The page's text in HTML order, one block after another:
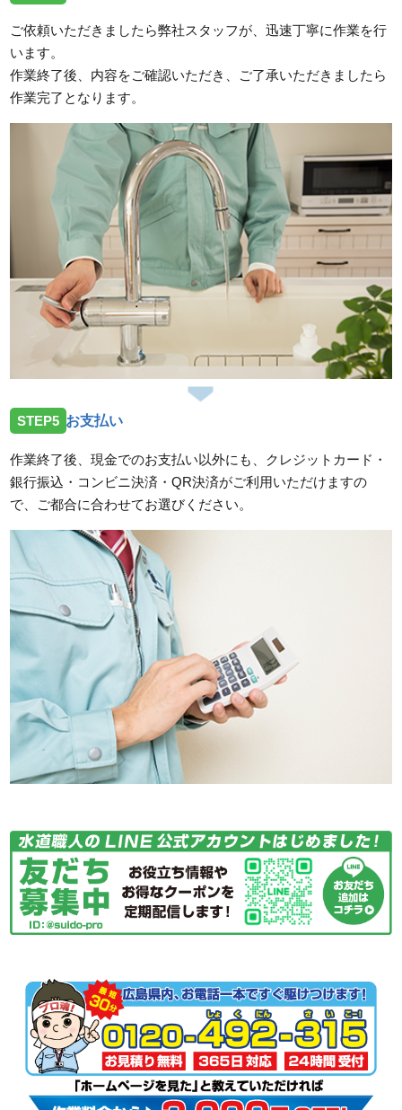
ご依頼いただきましたら弊社スタッフが、迅速丁寧に作業を行
います。
作業終了後、内容をご確認いただき、ご了承いただきましたら
作業完了となります。
STEP5 お支払い
作業終了後、現金でのお支払い以外にも、クレジットカード・
銀行振込・コンビニ決済・QR決済がご利用いただけますの
で、ご都合に合わせてお選びください。